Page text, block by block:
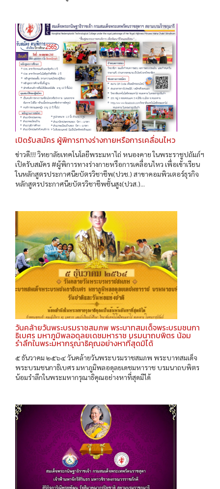
เปิดรับสมัคร ผู้พิการทางร่างกายหรือการเคลื่อนไหว
ข่าวดี!!! วิทยาลัยเทคโนโลยีพระมหาไถ่ หนองคาย ในพระราชูปถัมภ์ฯ
เปิดรับสมัคร #ผู้พิการทางร่างกายหรือการเคลื่อนไหว เพื่อเข้าเรียน
ในหลักสูตรประกาศนียบัตรวิชาชีพ(ปวช.) สาขาคอมพิวเตอร์ธุรกิจ
หลักสูตรประกาศนียบัตรวิชาชีพชั้นสูง(ปวส.)...
วันคล้ายวันพระบรมราชสมภพ พระบาทสมเด็จพระบรมชนกา
ธิเบศร มหาภูมิพลอดุลยเดชมหาราช บรมนาถบพิตร น้อม
รำลึกในพระมหากรุณาธิคุณอย่างหาที่สุดมิได้
๕ ธันวาคม ๒๕๖๔ วันคล้ายวันพระบรมราชสมภพ พระบาทสมเด็จ
พระบรมชนกาธิเบศร มหาภูมิพลอดุลยเดชมหาราช บรมนาถบพิตร
น้อมรำลึกในพระมหากรุณาธิคุณอย่างหาที่สุดมิได้